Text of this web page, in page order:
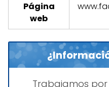
Página
web
Trabajamos